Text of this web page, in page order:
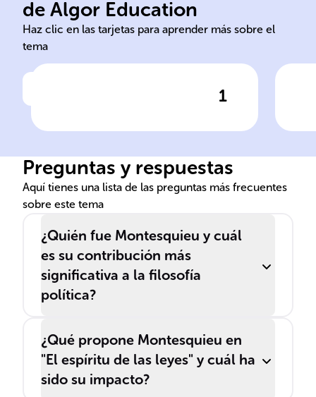
de Algor Education
Haz clic en las tarjetas para aprender más sobre el
tema
1
Montesquieu
Haz clic para comprobar la respuesta
Nació el 18 de enero de
Preguntas y respuestas
Aquí tienes una lista de las preguntas más frecuentes
sobre este tema
¿Quién fue Montesquieu y cuál
es su contribución más
significativa a la filosofía
política?
¿Qué propone Montesquieu en
"El espíritu de las leyes" y cuál ha
sido su impacto?